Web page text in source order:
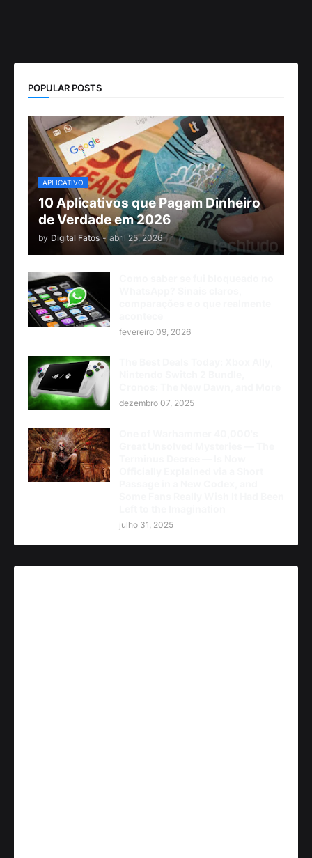
POPULAR POSTS
APLICATIVO
10 Aplicativos que Pagam Dinheiro
de Verdade em 2026
by Digital Fatos - abril 25, 2026
fevereiro 09, 2026
dezembro 07, 2025
julho 31, 2025